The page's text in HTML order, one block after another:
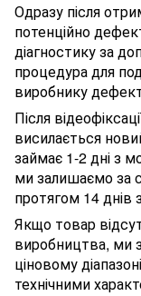
Одразу після
потенційно
діагностику за
процедура для
виробнику
Після
висилається
займає 1-2 дні з
ми залишаємо за
протягом 14
Якщо товар
виробництва, ми
ціновому
технічними